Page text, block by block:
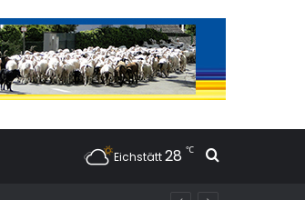
Eichstätt28 ℃ Suchen